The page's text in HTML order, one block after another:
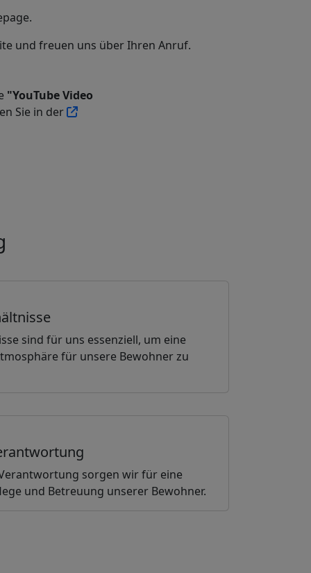
und freuen uns über Ihren Anruf.
"YouTube Video
Sie in der
sind für uns essenziell, um eine
für unsere Bewohner zu
sorgen wir für eine
und Betreuung unserer Bewohner.